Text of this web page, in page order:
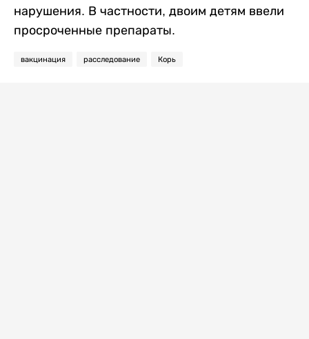
нарушения. В частности, двоим детям ввели
просроченные препараты.
вакцинация расследование Корь